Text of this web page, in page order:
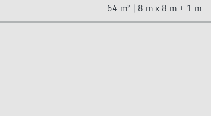
64 m² | 8 m x 8 m ± 1 m